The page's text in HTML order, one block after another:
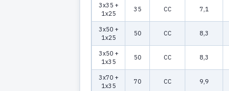
3x35 +
1x25
35 CC 7,1
3x50 +
1x25
50 CC 8,3
3x50 +
1x35
50 CC 8,3
3x70 +
1x35
70 CC 9,9